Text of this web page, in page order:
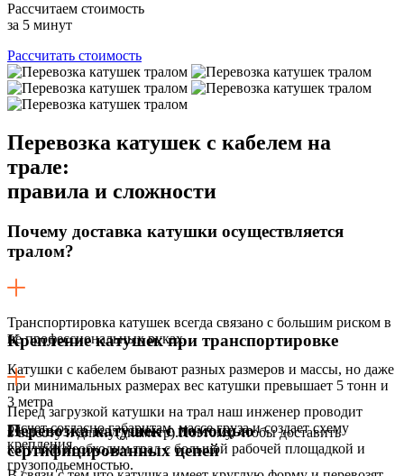
Рассчитаем стоимость
за 5 минут
Рассчитать стоимость
Перевозка катушек с кабелем на
трале:
правила и сложности
Почему доставка катушки осуществляется
тралом?
Транспортировка катушек всегда связано с большим риском в
не профессиональных руках.
Катушки с кабелем бывают разных размеров и массы, но даже
при минимальных размерах вес катушки превышает 5 тонн и
3 метра
в высоту и длину(диаметр).Поэтому, чтобы доставить
катушки необходим трал с большой рабочей площадкой и
грузоподьемностью.
Крепление катушек при транспортировке
Перед загрузкой катушки на трал наш инженер проводит
расчет согласно габаритам, массе груза и создает схему
крепления.
Перевозка катушек с помощью
сертифицированных цепей